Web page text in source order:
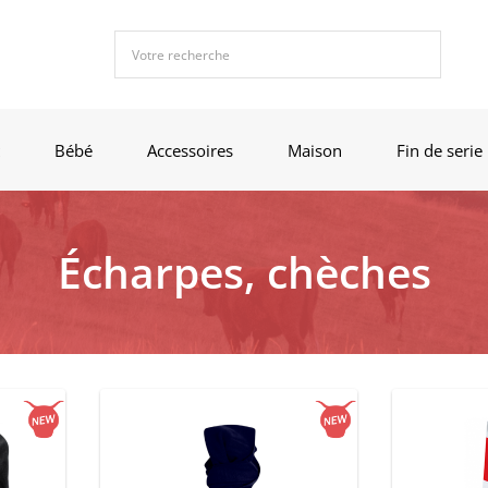
Bébé Accessoires Maison Fin de serie
Écharpes, chèches
Nouveauté Nouveauté